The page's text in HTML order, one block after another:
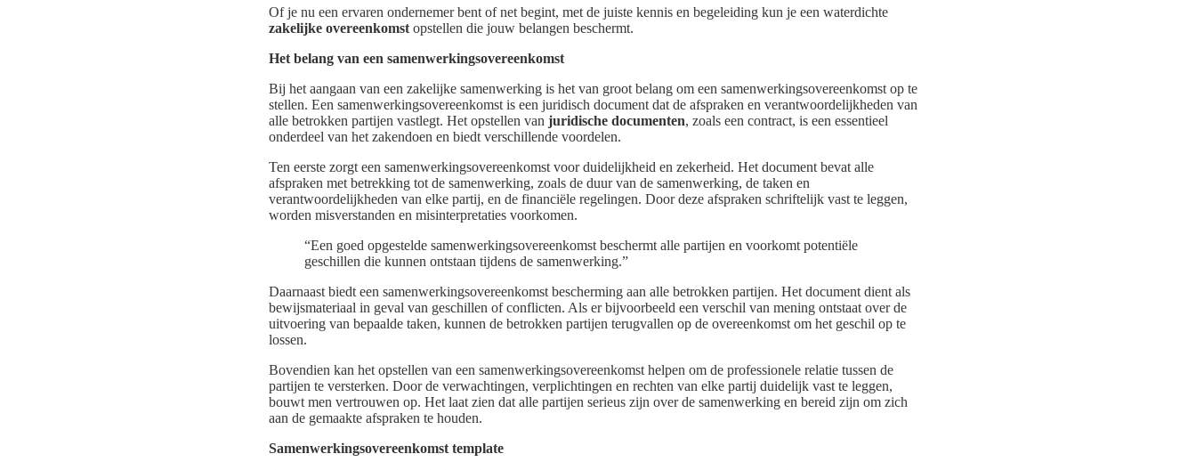
Of je nu een ervaren ondernemer bent of net begint, met de juiste kennis en begeleiding kun je een waterdichte
zakelijke overeenkomst opstellen die jouw belangen beschermt.
Het belang van een samenwerkingsovereenkomst
Bij het aangaan van een zakelijke samenwerking is het van groot belang om een samenwerkingsovereenkomst op te
stellen. Een samenwerkingsovereenkomst is een juridisch document dat de afspraken en verantwoordelijkheden van
alle betrokken partijen vastlegt. Het opstellen van juridische documenten, zoals een contract, is een essentieel
onderdeel van het zakendoen en biedt verschillende voordelen.
Ten eerste zorgt een samenwerkingsovereenkomst voor duidelijkheid en zekerheid. Het document bevat alle
afspraken met betrekking tot de samenwerking, zoals de duur van de samenwerking, de taken en
verantwoordelijkheden van elke partij, en de financiële regelingen. Door deze afspraken schriftelijk vast te leggen,
worden misverstanden en misinterpretaties voorkomen.
“Een goed opgestelde samenwerkingsovereenkomst beschermt alle partijen en voorkomt potentiële
geschillen die kunnen ontstaan tijdens de samenwerking.”
Daarnaast biedt een samenwerkingsovereenkomst bescherming aan alle betrokken partijen. Het document dient als
bewijsmateriaal in geval van geschillen of conflicten. Als er bijvoorbeeld een verschil van mening ontstaat over de
uitvoering van bepaalde taken, kunnen de betrokken partijen terugvallen op de overeenkomst om het geschil op te
lossen.
Bovendien kan het opstellen van een samenwerkingsovereenkomst helpen om de professionele relatie tussen de
partijen te versterken. Door de verwachtingen, verplichtingen en rechten van elke partij duidelijk vast te leggen,
bouwt men vertrouwen op. Het laat zien dat alle partijen serieus zijn over de samenwerking en bereid zijn om zich
aan de gemaakte afspraken te houden.
Samenwerkingsovereenkomst template